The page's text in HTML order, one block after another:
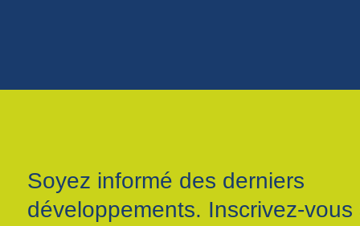
Soyez informé des derniers
développements. Inscrivez-vous